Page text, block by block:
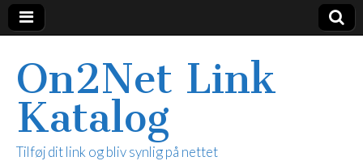
On2Net Link
Katalog
Tilføj dit link og bliv synlig på nettet